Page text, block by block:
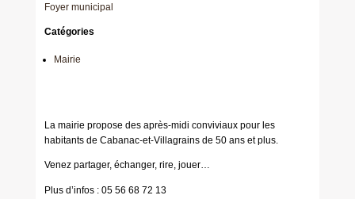
Foyer municipal
Catégories
Mairie
La mairie propose des après-midi conviviaux pour les
habitants de Cabanac-et-Villagrains de 50 ans et plus.
Venez partager, échanger, rire, jouer…
Plus d’infos : 05 56 68 72 13